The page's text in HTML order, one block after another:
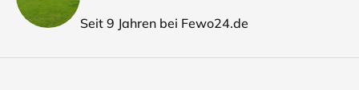
Seit 9 Jahren bei Fewo24.de